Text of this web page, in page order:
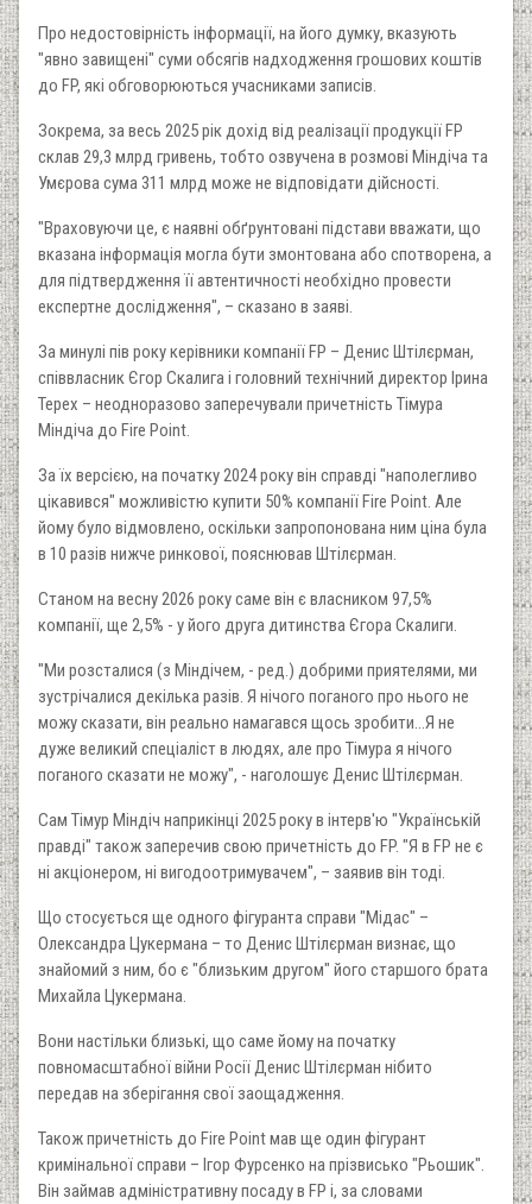
Про недостовірність інформації, на його думку, вказують
"явно завищені" суми обсягів надходження грошових коштів
до FP, які обговорюються учасниками записів.
Зокрема, за весь 2025 рік дохід від реалізації продукції FP
склав 29,3 млрд гривень, тобто озвучена в розмові Міндіча та
Умєрова сума 311 млрд може не відповідати дійсності.
"Враховуючи це, є наявні обґрунтовані підстави вважати, що
вказана інформація могла бути змонтована або спотворена, а
для підтвердження її автентичності необхідно провести
експертне дослідження", – сказано в заяві.
За минулі пів року керівники компанії FP – Денис Штілєрман,
співвласник Єгор Скалига і головний технічний директор Ірина
Терех – неодноразово заперечували причетність Тімура
Міндіча до Fire Point.
За їх версією, на початку 2024 року він справді "наполегливо
цікавився" можливістю купити 50% компанії Fire Point. Але
йому було відмовлено, оскільки запропонована ним ціна була
в 10 разів нижче ринкової, пояснював Штілєрман.
Станом на весну 2026 року саме він є власником 97,5%
компанії, ще 2,5% - у його друга дитинства Єгора Скалиги.
"Ми розсталися (з Міндічем, - ред.) добрими приятелями, ми
зустрічалися декілька разів. Я нічого поганого про нього не
можу сказати, він реально намагався щось зробити...Я не
дуже великий спеціаліст в людях, але про Тімура я нічого
поганого сказати не можу", - наголошує Денис Штілєрман.
Сам Тімур Міндіч наприкінці 2025 року в інтерв'ю "Українській
правді" також заперечив свою причетність до FP. "Я в FP не є
ні акціонером, ні вигодоотримувачем", – заявив він тоді.
Що стосується ще одного фігуранта справи "Мідас" –
Олександра Цукермана – то Денис Штілєрман визнає, що
знайомий з ним, бо є "близьким другом" його старшого брата
Михайла Цукермана.
Вони настільки близькі, що саме йому на початку
повномасштабної війни Росії Денис Штілєрман нібито
передав на зберігання свої заощадження.
Також причетність до Fire Point мав ще один фігурант
кримінальної справи – Ігор Фурсенко на прізвисько "Рьошик".
Він займав адміністративну посаду в FP і, за словами